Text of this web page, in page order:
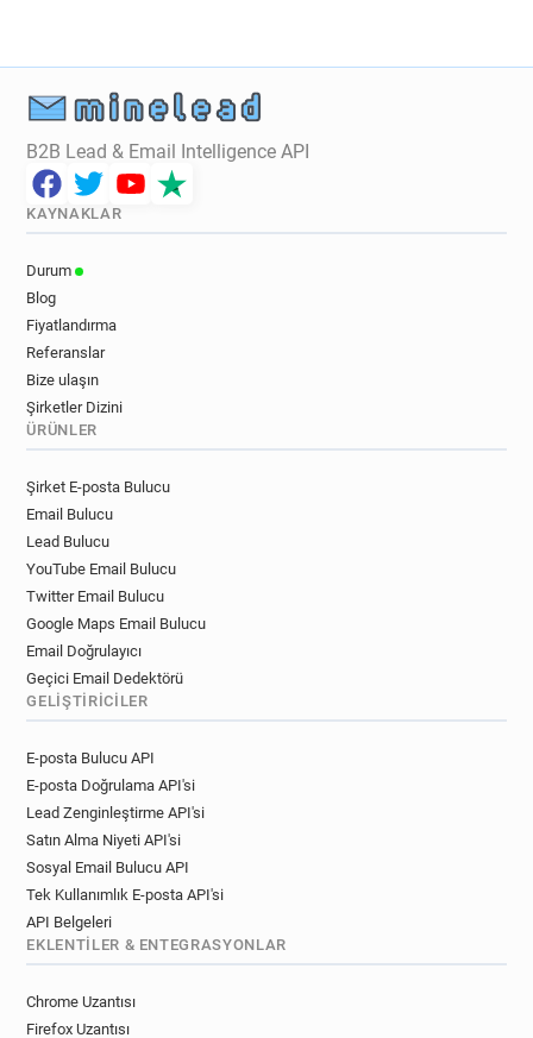
B2B Lead & Email Intelligence API
KAYNAKLAR
Durum
Blog
Fiyatlandırma
Referanslar
Bize ulaşın
Şirketler Dizini
ÜRÜNLER
Şirket E-posta Bulucu
Email Bulucu
Lead Bulucu
YouTube Email Bulucu
Twitter Email Bulucu
Google Maps Email Bulucu
Email Doğrulayıcı
Geçici Email Dedektörü
GELIŞTIRICILER
E-posta Bulucu API
E-posta Doğrulama API'si
Lead Zenginleştirme API'si
Satın Alma Niyeti API'si
Sosyal Email Bulucu API
Tek Kullanımlık E-posta API'si
API Belgeleri
EKLENTILER & ENTEGRASYONLAR
Chrome Uzantısı
Firefox Uzantısı